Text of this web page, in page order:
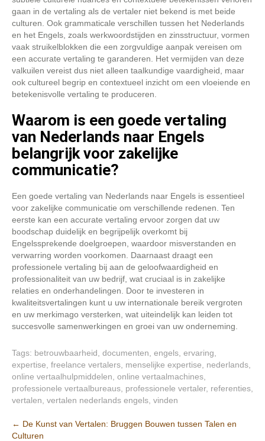
gaan in de vertaling als de vertaler niet bekend is met beide
culturen. Ook grammaticale verschillen tussen het Nederlands
en het Engels, zoals werkwoordstijden en zinsstructuur, vormen
vaak struikelblokken die een zorgvuldige aanpak vereisen om
een accurate vertaling te garanderen. Het vermijden van deze
valkuilen vereist dus niet alleen taalkundige vaardigheid, maar
ook cultureel begrip en contextueel inzicht om een vloeiende en
betekenisvolle vertaling te produceren.
Waarom is een goede vertaling
van Nederlands naar Engels
belangrijk voor zakelijke
communicatie?
Een goede vertaling van Nederlands naar Engels is essentieel
voor zakelijke communicatie om verschillende redenen. Ten
eerste kan een accurate vertaling ervoor zorgen dat uw
boodschap duidelijk en begrijpelijk overkomt bij
Engelssprekende doelgroepen, waardoor misverstanden en
verwarring worden voorkomen. Daarnaast draagt een
professionele vertaling bij aan de geloofwaardigheid en
professionaliteit van uw bedrijf, wat cruciaal is in zakelijke
relaties en onderhandelingen. Door te investeren in
kwaliteitsvertalingen kunt u uw internationale bereik vergroten
en uw merkimago versterken, wat uiteindelijk kan leiden tot
succesvolle samenwerkingen en groei van uw onderneming.
Tags: betrouwbaarheid documenten engels ervaring
expertise freelance vertalers menselijke expertise nederlands
online vertaalhulpmiddelen online vertaalmachines
professionele vertaalbureaus professionele vertaler, referenties
vertalen vertalen nederlands engels vinden
Berichtnavigatie
← De Kunst van Vertalen: Bruggen Bouwen tussen Talen en
Culturen